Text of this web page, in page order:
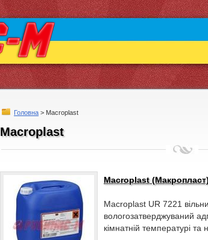
Головна > Macroplast
Macroplast
Macroplast
Macroplast UR 7221
вологозатверджуваний
кімнатній температурі та